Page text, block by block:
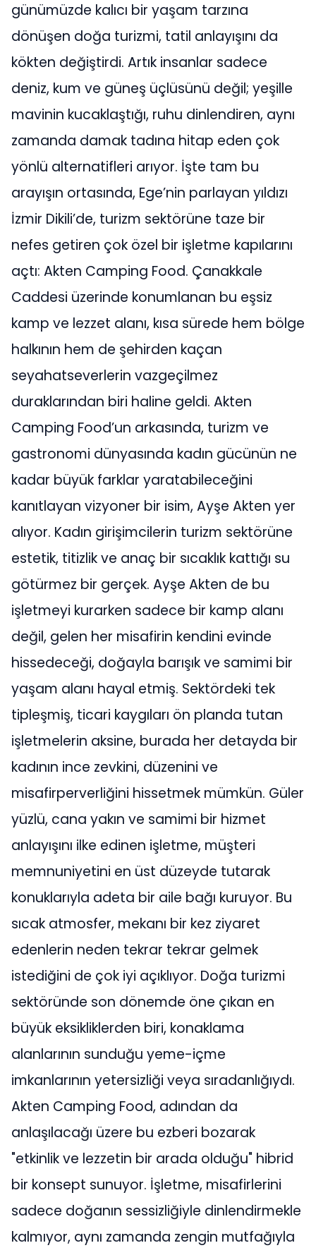
günümüzde kalıcı bir yaşam tarzına
dönüşen doğa turizmi, tatil anlayışını da
kökten değiştirdi. Artık insanlar sadece
deniz, kum ve güneş üçlüsünü değil; yeşille
mavinin kucaklaştığı, ruhu dinlendiren, aynı
zamanda damak tadına hitap eden çok
yönlü alternatifleri arıyor. İşte tam bu
arayışın ortasında, Ege’nin parlayan yıldızı
İzmir Dikili’de, turizm sektörüne taze bir
nefes getiren çok özel bir işletme kapılarını
açtı: Akten Camping Food. Çanakkale
Caddesi üzerinde konumlanan bu eşsiz
kamp ve lezzet alanı, kısa sürede hem bölge
halkının hem de şehirden kaçan
seyahatseverlerin vazgeçilmez
duraklarından biri haline geldi. Akten
Camping Food’un arkasında, turizm ve
gastronomi dünyasında kadın gücünün ne
kadar büyük farklar yaratabileceğini
kanıtlayan vizyoner bir isim, Ayşe Akten yer
alıyor. Kadın girişimcilerin turizm sektörüne
estetik, titizlik ve anaç bir sıcaklık kattığı su
götürmez bir gerçek. Ayşe Akten de bu
işletmeyi kurarken sadece bir kamp alanı
değil, gelen her misafirin kendini evinde
hissedeceği, doğayla barışık ve samimi bir
yaşam alanı hayal etmiş. Sektördeki tek
tipleşmiş, ticari kaygıları ön planda tutan
işletmelerin aksine, burada her detayda bir
kadının ince zevkini, düzenini ve
misafirperverliğini hissetmek mümkün. Güler
yüzlü, cana yakın ve samimi bir hizmet
anlayışını ilke edinen işletme, müşteri
memnuniyetini en üst düzeyde tutarak
konuklarıyla adeta bir aile bağı kuruyor. Bu
sıcak atmosfer, mekanı bir kez ziyaret
edenlerin neden tekrar tekrar gelmek
istediğini de çok iyi açıklıyor. Doğa turizmi
sektöründe son dönemde öne çıkan en
büyük eksikliklerden biri, konaklama
alanlarının sunduğu yeme-içme
imkanlarının yetersizliği veya sıradanlığıydı.
Akten Camping Food, adından da
anlaşılacağı üzere bu ezberi bozarak
"etkinlik ve lezzetin bir arada olduğu" hibrid
bir konsept sunuyor. İşletme, misafirlerini
sadece doğanın sessizliğiyle dinlendirmekle
kalmıyor, aynı zamanda zengin mutfağıyla